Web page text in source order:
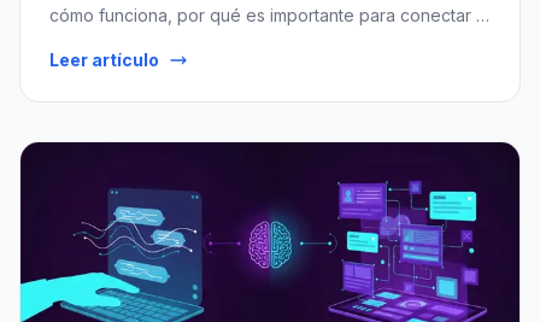
cómo funciona, por qué es importante para conectar la
cambiando el desarrollo de aplicaciones con IA.
Leer artículo